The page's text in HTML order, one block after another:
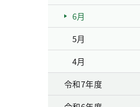
6月
5月
4月
令和7年度